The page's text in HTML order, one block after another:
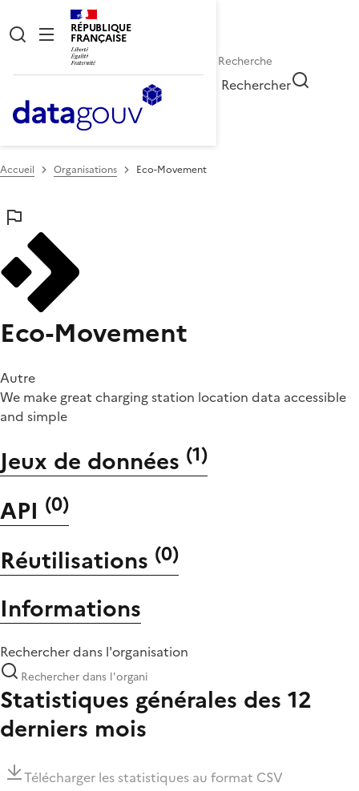
RÉPUBLIQUE
FRANÇAISE
Rechercher
Accueil Organisations Eco-Movement
Eco-Movement
Autre
We make great charging station location data accessible
and simple
Jeux de données (1)
API (0)
Réutilisations (0)
Informations
Rechercher dans l'organisation
Statistiques générales des 12
derniers mois
Télécharger les statistiques au format CSV